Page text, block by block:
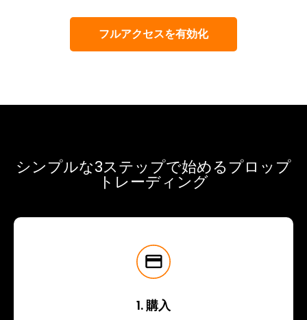
フルアクセスを有効化
シンプルな3ステップで始めるプロップ
トレーディング
1. 購入